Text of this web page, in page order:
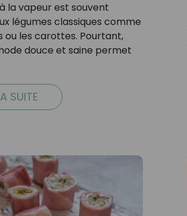
la vapeur est souvent
légumes classiques comme
ou les carottes. Pourtant,
douce et saine permet
SUITE